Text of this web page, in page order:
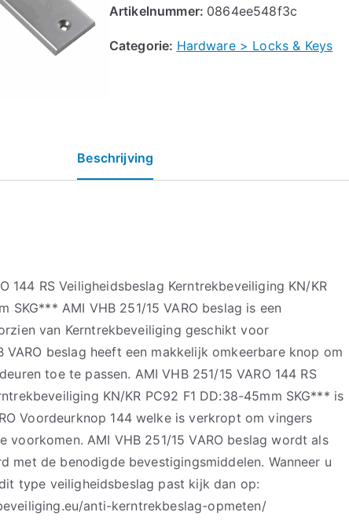
Artikelnummer: 0864ee548f3c
Categorie: Hardware > Locks & Keys
Beschrijving
144 RS Veiligheidsbeslag Kerntrekbeveiliging KN/KR
SKG*** AMI VHB 251/15 VARO beslag is een
van Kerntrekbeveiliging geschikt voor
VARO beslag heeft een makkelijk omkeerbare knop om
toe te passen. AMI VHB 251/15 VARO 144 RS
KN/KR PC92 F1 DD:38-45mm SKG*** is
Voordeurknop 144 welke is verkropt om vingers
voorkomen. AMI VHB 251/15 VARO beslag wordt als
met de benodigde bevestigingsmiddelen. Wanneer u
type veiligheidsbeslag past kijk dan op:
anti-kerntrekbeslag-opmeten/